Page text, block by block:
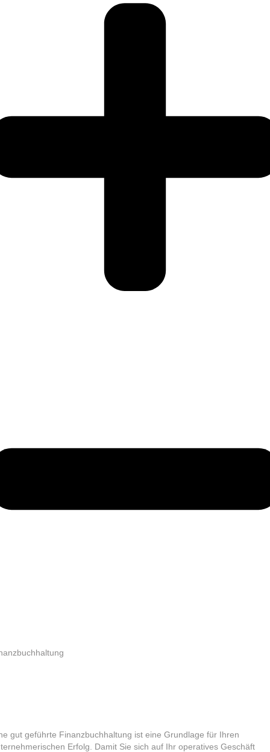
gut geführte Finanzbuchhaltung ist eine Grundlage für Ihren
Erfolg. Damit Sie sich auf Ihr operatives Geschäft